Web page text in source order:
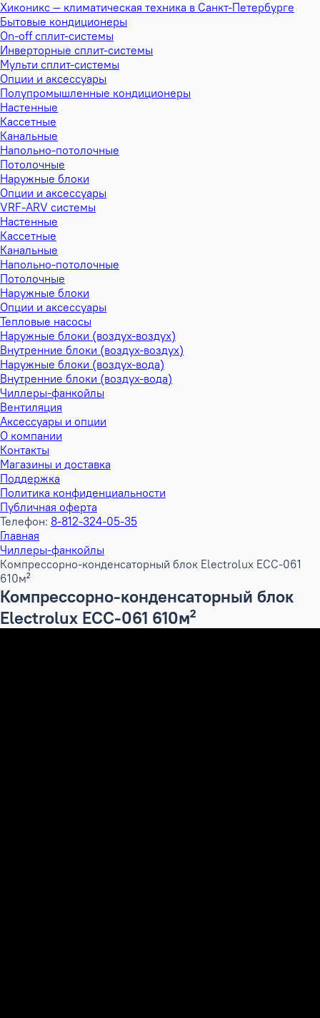
Хиконикс — климатическая техника в Санкт-Петербурге
Бытовые кондиционеры
On-off сплит-системы
Инверторные сплит-системы
Мульти сплит-системы
Опции и аксессуары
Полупромышленные кондиционеры
Настенные
Кассетные
Канальные
Напольно-потолочные
Потолочные
Наружные блоки
Опции и аксессуары
VRF-ARV системы
Настенные
Кассетные
Канальные
Напольно-потолочные
Потолочные
Наружные блоки
Опции и аксессуары
Тепловые насосы
Наружные блоки (воздух-воздух)
Внутренние блоки (воздух-воздух)
Наружные блоки (воздух-вода)
Внутренние блоки (воздух-вода)
Чиллеры-фанкойлы
Вентиляция
Аксессуары и опции
О компании
Контакты
Магазины и доставка
Поддержка
Политика конфиденциальности
Публичная оферта
Телефон: 8-812-324-05-35
Главная
Чиллеры-фанкойлы
Компрессорно-конденсаторный блок Electrolux ECC-061
610м²
Компрессорно-конденсаторный блок
Electrolux ECC-061 610м²